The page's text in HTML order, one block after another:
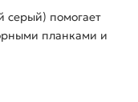
серый) помогает
планками и